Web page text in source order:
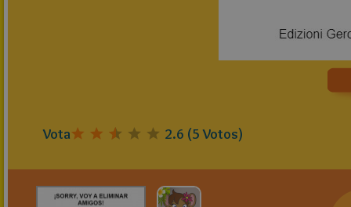
Vota 2.6 (5Votos)